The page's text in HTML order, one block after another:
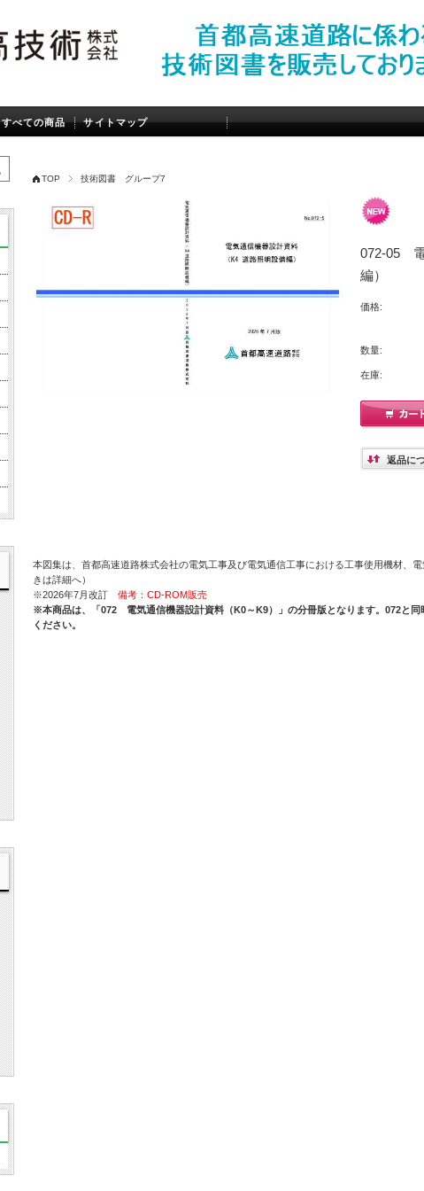
すべての商品 サイトマップ
TOP 技術図書 グループ7
072-05 電
編）
価格:
数量:
在庫:
返品に
本図集は、首都高速道路株式会社の電気工事及び電気通信工事における工事使用機材、
きは詳細へ）
※2026年7月改訂 備考：CD-ROM販売
※本商品は、「072 電気通信機器設計資料（K0～K9）」の分冊版となります。072と同
ください。